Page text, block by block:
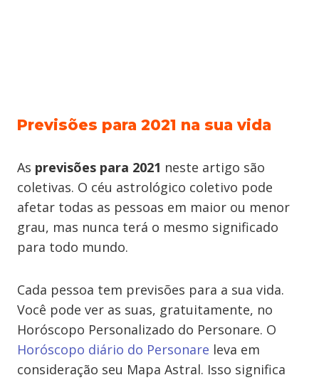
Previsões para 2021 na sua vida
As previsões para 2021 neste artigo são
coletivas. O céu astrológico coletivo pode
afetar todas as pessoas em maior ou menor
grau, mas nunca terá o mesmo significado
para todo mundo.
Cada pessoa tem previsões para a sua vida.
Você pode ver as suas, gratuitamente, no
Horóscopo Personalizado do Personare. O
Horóscopo diário do Personare leva em
consideração seu Mapa Astral. Isso significa